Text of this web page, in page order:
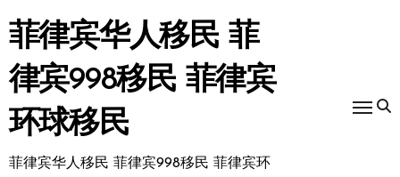
转
到
内
容
菲律宾华人移民 菲
律宾998移民 菲律宾
环球移民
菲律宾华人移民 菲律宾998移民 菲律宾环